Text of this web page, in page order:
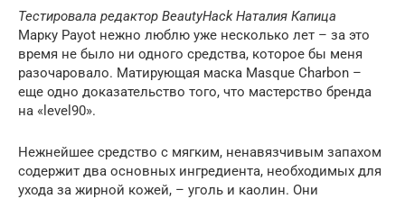
Тестировала редактор BeautyHackНаталия Капица
Марку Payot нежно люблю уже несколько лет – за это
время не было ни одного средства, которое бы меня
разочаровало. Матирующая маска Masque Charbon –
еще одно доказательство того, что мастерство бренда
на «level90».
Нежнейшее средство с мягким, ненавязчивым запахом
содержит два основных ингредиента, необходимых для
ухода за жирной кожей, – уголь и каолин. Они